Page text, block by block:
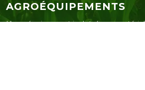
AGROÉQUIPEMENTS
L’agroéquipement inclut divers